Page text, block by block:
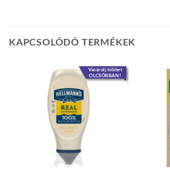
KAPCSOLÓDÓ TERMÉKEK
Vásárolj többet
OLCSÓBBAN!